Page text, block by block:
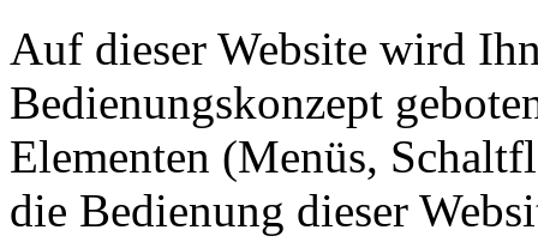
Auf dieser Website wird
Bedienungskonzept
Elementen (Menüs,
die Bedienung dieser